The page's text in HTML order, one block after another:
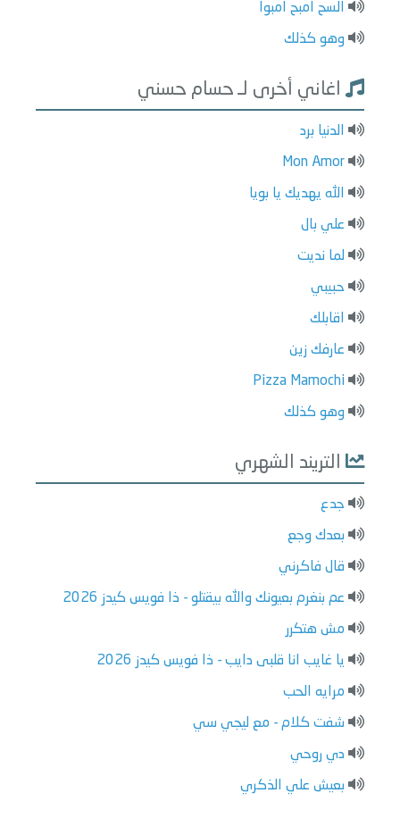
السح امبح امبوا
وهو كذلك
اغاني أخرى لـ حسام حسني
الدنيا برد
Mon Amor
الله يهديك يا بويا
علي بال
لما نديت
حبيبي
اقابلك
عارفك زين
Pizza Mamochi
وهو كذلك
التريند الشهري
جدع
بعدك وجع
قال فاكرني
عم بنغرم بعيونك والله بيقتلو - ذا فويس كيدز 2026
مش هتكرر
يا غايب انا قلبى دايب - ذا فويس كيدز 2026
مرايه الحب
شفت كلام - مع ليجي سي
دي روحي
بعيش علي الذكري